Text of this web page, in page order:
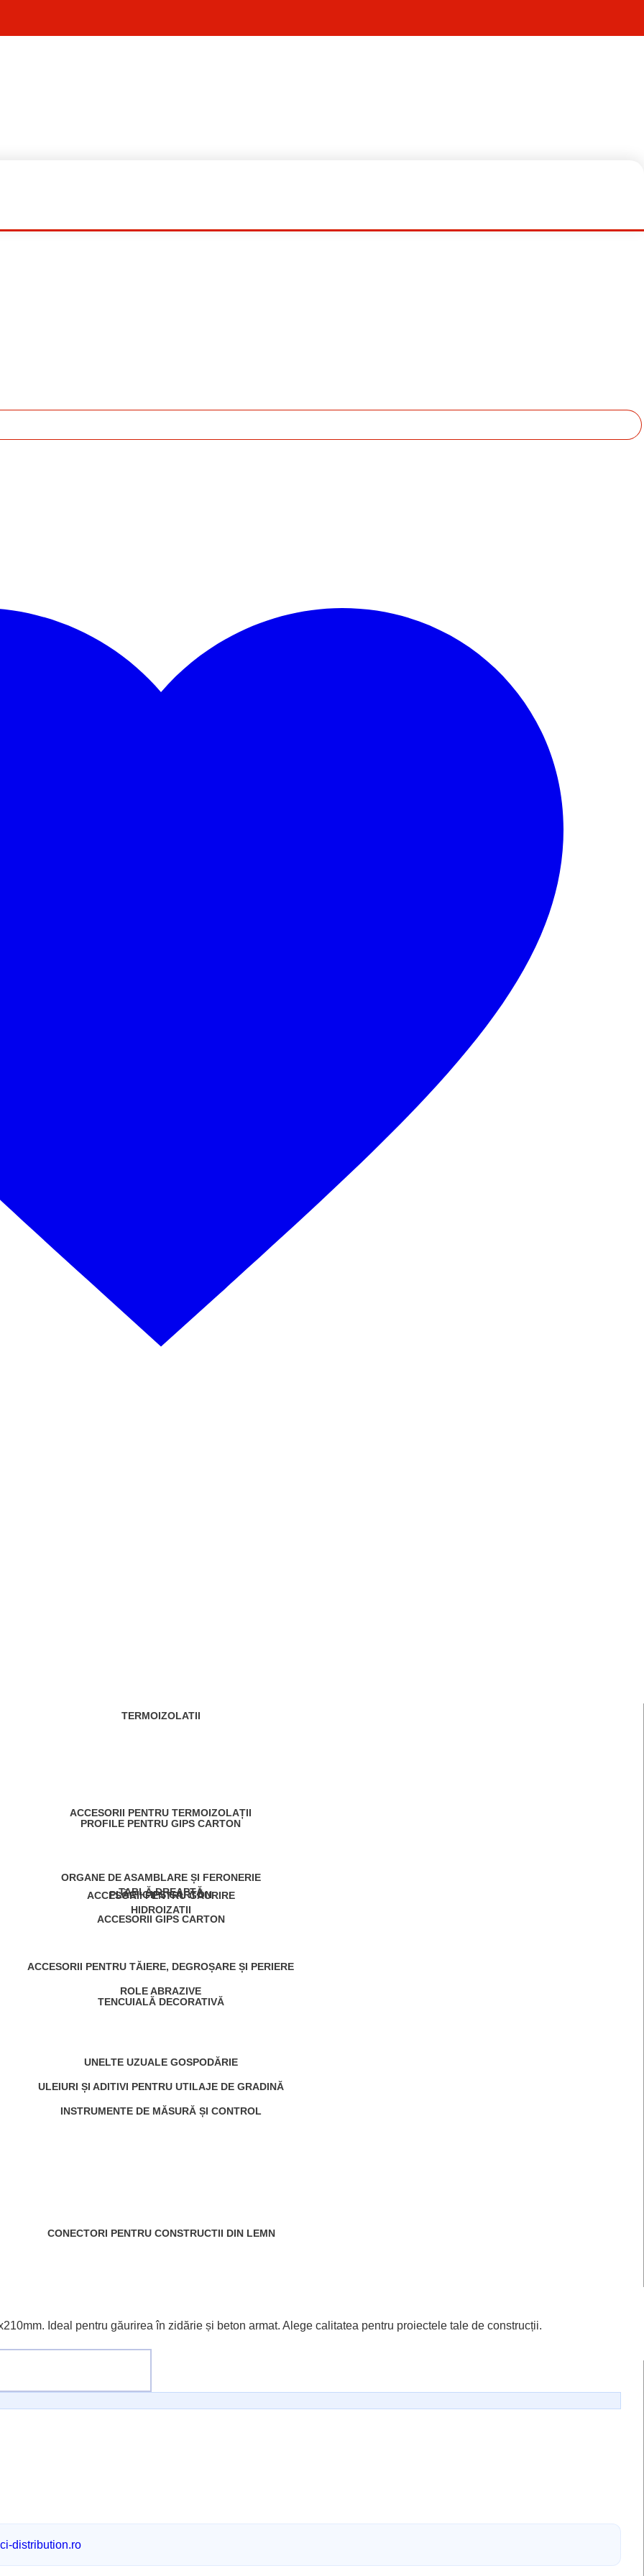
TERMOIZOLATII
ACCESORII PENTRU TERMOIZOLAȚII
HIDROIZATII
TABLĂ DREAPTĂ
PROFILE PENTRU GIPS CARTON
PLĂCI GIPS CARTON
ACCESORII GIPS CARTON
TENCUIALĂ DECORATIVĂ
ORGANE DE ASAMBLARE ȘI FERONERIE
CONECTORI PENTRU CONSTRUCTII DIN LEMN
ACCESORII PENTRU GĂURIRE
ACCESORII PENTRU TĂIERE, DEGROȘARE ȘI PERIERE
ROLE ABRAZIVE
UNELTE UZUALE GOSPODĂRIE
ULEIURI ȘI ADITIVI PENTRU UTILAJE DE GRADINĂ
INSTRUMENTE DE MĂSURĂ ȘI CONTROL
Ideal pentru găurirea în zidărie și beton armat. Alege calitatea pentru proiectele tale de construcții.
distribution.ro